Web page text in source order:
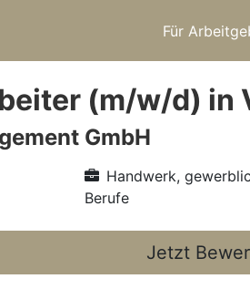
Für
(m/w/d) in
GmbH
Handwerk,
Berufe
Jetzt